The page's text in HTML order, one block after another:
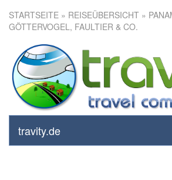
STARTSEITE » REISEÜBERSICHT »
GÖTTERVOGEL, FAULTIER & CO.
travity.de
Panama – Bei
Faultier &